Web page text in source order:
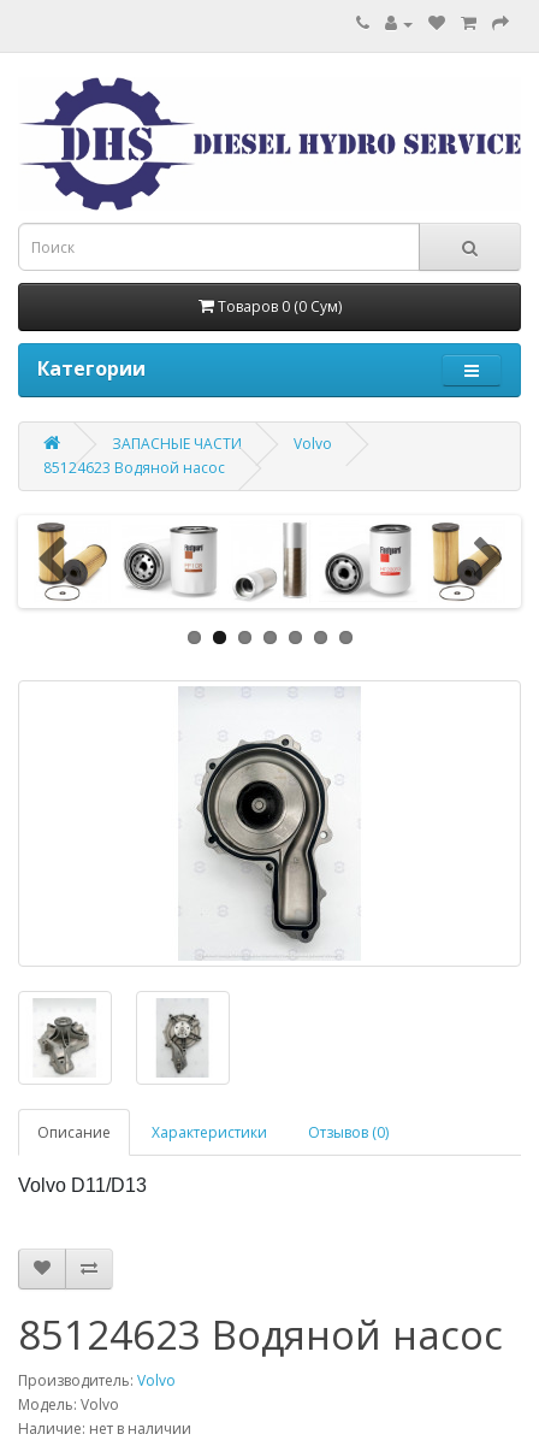
Товаров 0 (0 Сум)
Категории
ЗАПАСНЫЕ ЧАСТИ
Volvo
85124623 Водяной насос
Описание Характеристики Отзывов (0)
Volvo D11/D13
85124623 Водяной насос
Производитель: Volvo
Модель: Volvo
Наличие: нет в наличии